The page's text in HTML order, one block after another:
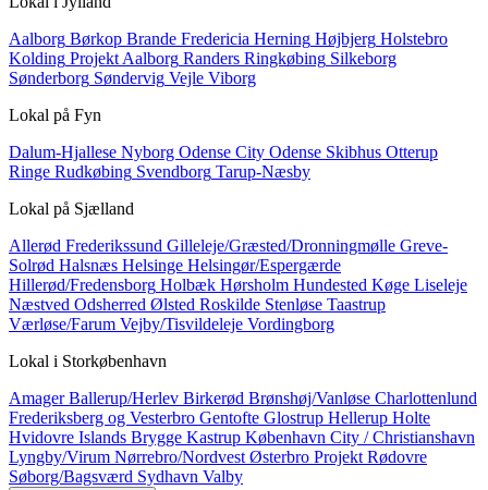
Aalborg Børkop Brande Fredericia Herning Højbjerg Holstebro
Kolding Projekt Aalborg Randers Ringkøbing Silkeborg
Sønderborg Søndervig Vejle Viborg
Lokal på Fyn
Dalum-Hjallese Nyborg Odense City Odense Skibhus Otterup
Ringe Rudkøbing Svendborg Tarup-Næsby
Lokal på Sjælland
Allerød Frederikssund Gilleleje/Græsted/Dronningmølle Greve-
Solrød Halsnæs Helsinge Helsingør/Espergærde
Hillerød/Fredensborg Holbæk Hørsholm Hundested Køge Liseleje
Næstved Odsherred Ølsted Roskilde Stenløse Taastrup
Værløse/Farum Vejby/Tisvildeleje Vordingborg
Lokal i Storkøbenhavn
AmagerBallerup/Herlev Birkerød Brønshøj/Vanløse Charlottenlund
Frederiksberg og Vesterbro Gentofte Glostrup Hellerup Holte
Hvidovre Islands Brygge Kastrup København City / Christianshavn
Lyngby/Virum Nørrebro/Nordvest Østerbro Projekt Rødovre
Søborg/Bagsværd Sydhavn Valby